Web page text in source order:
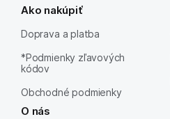
Ako nakúpiť
Doprava a platba
*Podmienky zľavových
kódov
Obchodné podmienky
O nás